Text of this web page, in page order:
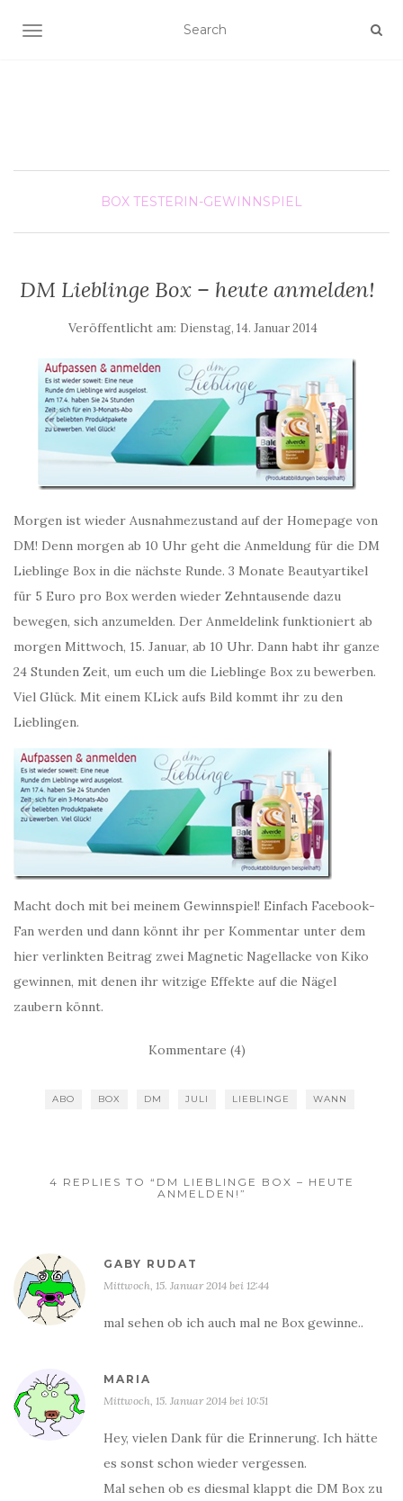
SCHALTE NAVIGATION
BOX TESTERIN-GEWINNSPIEL
DM Lieblinge Box – heute anmelden!
Veröffentlicht am: Dienstag, 14. Januar 2014
Morgen ist wieder Ausnahmezustand auf der Homepage von
DM! Denn morgen ab 10 Uhr geht die Anmeldung für die DM
Lieblinge Box in die nächste Runde. 3 Monate Beautyartikel
für 5 Euro pro Box werden wieder Zehntausende dazu
bewegen, sich anzumelden. Der Anmeldelink funktioniert ab
morgen Mittwoch, 15. Januar, ab 10 Uhr. Dann habt ihr ganze
24 Stunden Zeit, um euch um die Lieblinge Box zu bewerben.
Viel Glück. Mit einem KLick aufs Bild kommt ihr zu den
Lieblingen.
Macht doch mit bei meinem Gewinnspiel! Einfach Facebook-
Fan werden und dann könnt ihr per Kommentar unter dem
hier verlinkten Beitrag zwei Magnetic Nagellacke von Kiko
gewinnen, mit denen ihr witzige Effekte auf die Nägel
zaubern könnt.
Kommentare (4)
ABO BOX DM JULI LIEBLINGE WANN
4 REPLIES TO “DM LIEBLINGE BOX – HEUTE
ANMELDEN!”
GABY RUDAT
Mittwoch, 15. Januar 2014 bei 12:44
mal sehen ob ich auch mal ne Box gewinne..
MARIA
Mittwoch, 15. Januar 2014 bei 10:51
Hey, vielen Dank für die Erinnerung. Ich hätte
es sonst schon wieder vergessen.
Mal sehen ob es diesmal klappt die DM Box zu